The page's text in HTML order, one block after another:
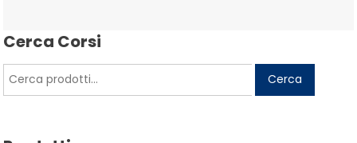
Cerca Corsi
Cerca: Cerca